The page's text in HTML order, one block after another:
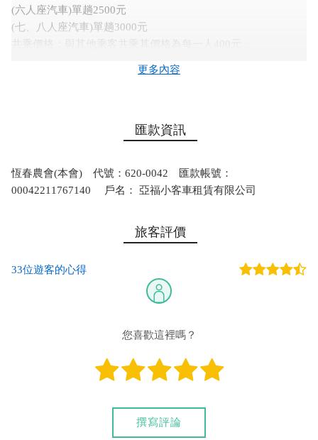
(六人座汽車)單趟2500元
(七、八人座汽車)單趟3000元
四人座汽車全天(8小時)3500元
＊注意事項：以上單價包含司機與人文生態解說，並含汽車燃
更多內容
匯款資訊
恆春農會(本會) 代號：620-0042 匯款帳號：
00042211767140 戶名： 亞福小客車租賃有限公司
旅客評價
33位遊客的心得
您喜歡這裡嗎？
撰寫評論